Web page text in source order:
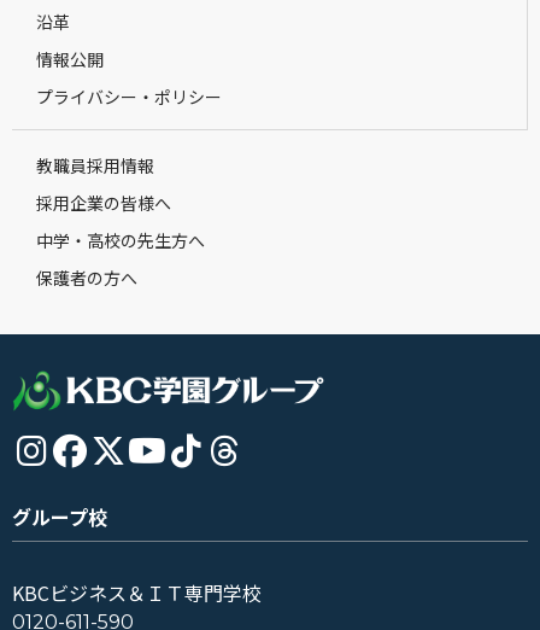
沿革
情報公開
プライバシー・ポリシー
教職員採用情報
採用企業の皆様へ
中学・高校の先生方へ
保護者の方へ
グループ校
KBCビジネス＆ＩＴ専門学校
0120-611-590